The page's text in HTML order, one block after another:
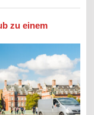
zu einem